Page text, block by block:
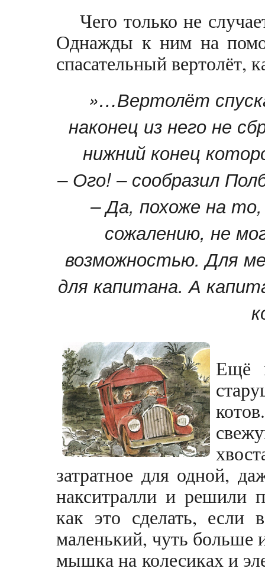
Чего только не
Однажды к ним на
спасательный вертолёт,
»…Вертолёт
наконец из него не
нижний конец
– Ого! – сообразил
– Да, похоже на
сожалению, не
возможностью. Для
для капитана. А
Ещё
затратное для одной,
накситралли и решили
как это сделать, если
маленький, чуть больше
мышка на колесиках и